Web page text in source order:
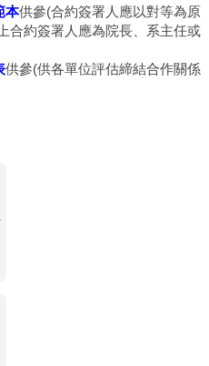
本供參(合約簽署人應以對等為原
合約簽署人應為院長、系主任或
供參(供各單位評估締結合作關係